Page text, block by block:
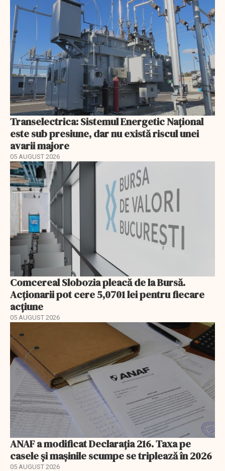
Transelectrica: Sistemul Energetic Național
este sub presiune, dar nu există riscul unei
avarii majore
05 AUGUST 2026
Comcereal Slobozia pleacă de la Bursă.
Acționarii pot cere 5,0701 lei pentru fiecare
acțiune
05 AUGUST 2026
ANAF a modificat Declarația 216. Taxa pe
casele și mașinile scumpe se triplează în 2026
05 AUGUST 2026